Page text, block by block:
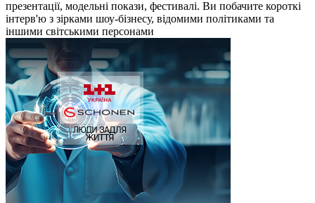
презентації, модельні покази, фестивалі. Ви побачите короткі
інтерв'ю з зірками шоу-бізнесу, відомими політиками та
іншими світськими персонами